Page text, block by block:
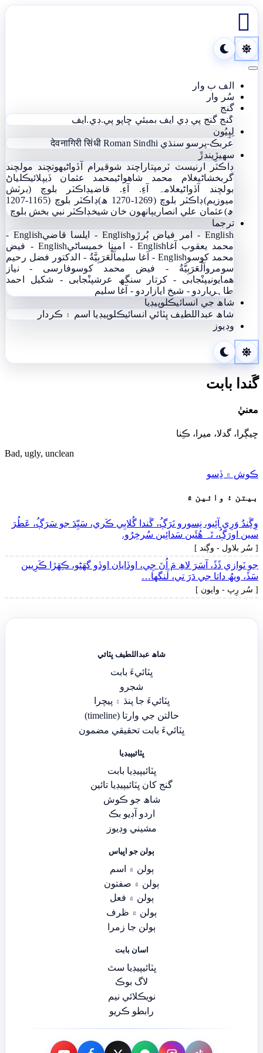

Toggle navigation
الف ب وار
سُر وار
گنج
گنج گنج پي ڊي ايف بمبئي ڇاپو پي.ڊي.ايف
لِپِيُون
عربڪ-پرسو سنڌي
देवनागिरी सिंधी Roman Sindhi
سھيڙِيندڙَ
ڊاڪٽر ارنيسٽ ٽرمپتاراچند شوقيرام آڏواڻيھوتچند مولچند
گربخشاڻيغلام محمد شاھواڻيمحمد عثمان ڏيپلائيڪلياڻ
بولچند آڏواڻيعلامہ آءِ. آءِ. قاضيڊاڪٽر بلوچ (برٽش
ميوزيم)ڊاڪٽر بلوچ (1269-1270 ھ)
ڊاڪٽر بلوچ (1165-1207
ھ)عثمان علي انصاريٻانهون خان شيخڊاڪٽر نبي بخش بلوچ
ترجما
English - امر فياض ٻُرڙو
English - ايلسا قاضي
English -
محمد يعقوب آغاEnglish - امينا خميساڻي
English - فيض
محمد کوسوEnglish - آغا سليم
اَلْعَرَبِيَّةُ - الدکتور فضل رحیم
سومرو اَلْعَرَبِيَّةُ - فيض محمد کوسوفارسی - نياز
ھمايونيپنْجابی - کرتار سنگھ عرشپنْجابی - شکیل احمد
طاہریاردو - شيخ اياز اردو - آغا سليم
شاھ جي انسائيڪلوپيڊيا
شاھ عبداللطيف ڀٽائي انسائيڪلوپيڊيا اسم ۽ ڪردار
وڊيوز
گَندا بابت
معنيٰ
ڇيڳرا، گدلا، ميرا، ڪِنا
Bad, ugly, unclean
ڪوش ۾ ڏِسو
بيتن ۽ وائين ۾
وِڳَندُ وَرِي آئِيو، نِسورو نَرَڳُ، گَندا گُلابِي ڪَري، سَيِّدَ جو سَرَڳُ، عَطُرَ
سين اورَڳُ، تَہ ھُئَين سَدائِين سُرخِرُو.
[ سُر بلاول - وڳند ]
جو نَوازي ڏَڏَ، آسَرَ لاھِ مَ اُنَ جِي، اوڏايان اوڏو گهَڻو، ڪِھَڙا ڪَرِيين
سَڏَ، ويھُ داتا جي دَرَ تي، لَنگها…
[ سُر رِپ - وايون ]
شاھ عبداللطيف ڀٽائي
ڀٽائيءَ بابت
شجرو
ڀٽائيءَ جا پنڌ ۽ پيچرا
حالتن جي وارتا (timeline)
ڀٽائيءَ بابت تحقيقي مضمون
ڀٽائيپيڊيا
ڀٽائيپيڊيا بابت
گنج کان ڀٽائيپيڊيا تائين
شاھ جو ڪوش
اردو آڊيو بڪ
مشيني وڊيوز
ٻولن جو اڀياس
ٻولن ۾ اسم
ٻولن ۾ صفتون
ٻولن ۾ فعل
ٻولن ۾ ظرف
ٻولن جا زمرا
اسان بابت
ڀٽائيپيڊيا سٿ
لاگ بوڪ
نويڪلائي نيم
رابطو ڪريو